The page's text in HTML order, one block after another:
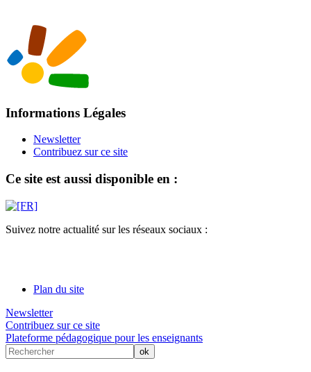
Informations Légales
Newsletter
Contribuez sur ce site
Ce site est aussi disponible en :
Suivez notre actualité sur les réseaux sociaux :
Plan du site
Newsletter
Contribuez sur ce site
Plateforme pédagogique pour les enseignants